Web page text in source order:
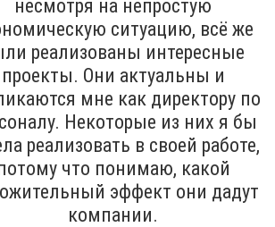
несмотря на непростую
ситуацию, всё же
реализованы интересные
проекты. Они актуальны и
мне как директору по
Некоторые из них я бы
реализовать в своей работе,
что понимаю, какой
эффект они дадут
компании.